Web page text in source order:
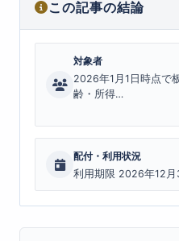
この記事の結論
対象者
2026年1月1日時点で
齢・所得…
配付・利用状況
利用期限 2026年12月